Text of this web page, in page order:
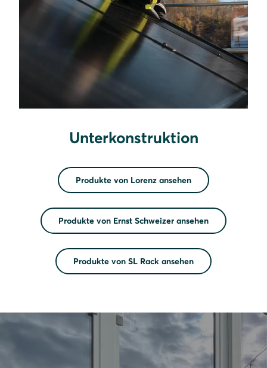
Unterkonstruktion
Produkte von Lorenz ansehen
Produkte von Ernst Schweizer ansehen
Produkte von SL Rack ansehen